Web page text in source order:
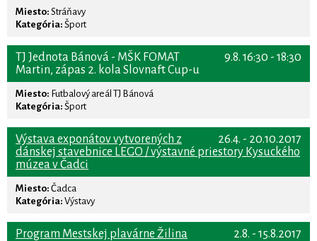
Miesto: Stráňavy
Kategória: Šport
9.8. 16:30 - 18:30
TJ Jednota Bánová - MŠK FOMAT
Martin, zápas 2. kola Slovnaft Cup-u
Miesto: Futbalový areál TJ Bánová
Kategória: Šport
26.4. - 20.10.2017
Výstava exponátov vytvorených z
dánskej stavebnice LEGO / výstavné priestory Kysuckého
múzea v Čadci
Miesto: Čadca
Kategória: Výstavy
2.8. - 15.8.2017
Program Mestskej plavárne Žilina